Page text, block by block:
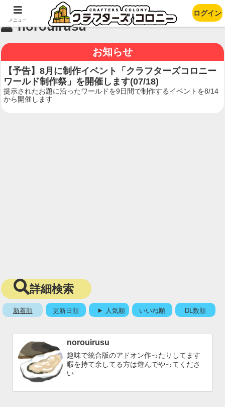
norouirusu
お知らせ
【予告】8月に制作イベント「クラフターズコロニー
ワールド制作祭」を開催します(07/18)
提示されたお題に沿ったワールドを9日間で制作するイベントを8/14
から開催します
詳細検索
新着順 更新日順 人気順 いいね順 DL数順
norouirusu
趣味で統合版のアドオン作ったりしてます
暇を持て余してる方は遊んでやってくださ
い
メニュー
ログイン